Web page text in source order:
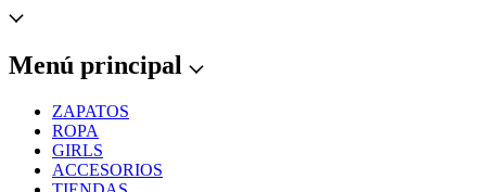
Menú principal
ZAPATOS
ROPA
GIRLS
ACCESORIOS